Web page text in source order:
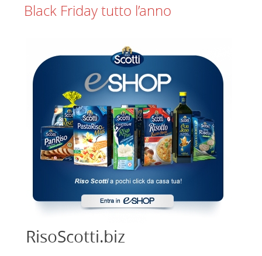
Black Friday tutto l’anno
RisoScotti.biz